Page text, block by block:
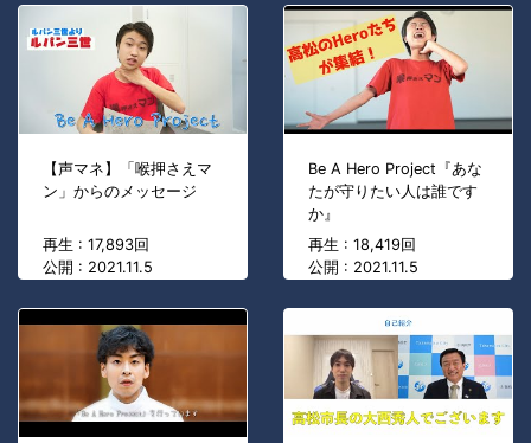
【声マネ】「喉押さえマ
ン」からのメッセージ
再生 : 17,893回
公開 : 2021.11.5
Be A Hero Project『あな
たが守りたい人は誰です
か』
再生 : 18,419回
公開 : 2021.11.5